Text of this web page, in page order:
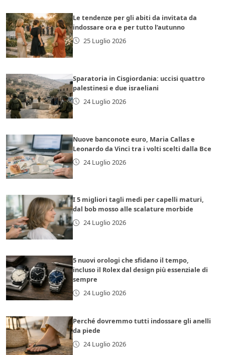
Le tendenze per gli abiti da invitata da
indossare ora e per tutto l’autunno
25 Luglio 2026
Sparatoria in Cisgiordania: uccisi quattro
palestinesi e due israeliani
24 Luglio 2026
Nuove banconote euro, Maria Callas e
Leonardo da Vinci tra i volti scelti dalla Bce
24 Luglio 2026
I 5 migliori tagli medi per capelli maturi,
dal bob mosso alle scalature morbide
24 Luglio 2026
5 nuovi orologi che sfidano il tempo,
incluso il Rolex dal design più essenziale di
sempre
24 Luglio 2026
Perché dovremmo tutti indossare gli anelli
da piede
24 Luglio 2026